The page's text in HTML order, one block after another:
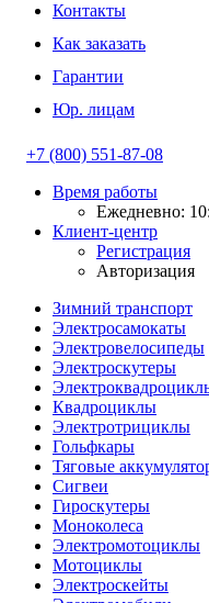
Контакты
Как заказать
Гарантии
Юр. лицам
+7 (800) 551-87-08
Время работы
Ежедневно:
Клиент-центр
Регистрация
Авторизация
Зимний транспорт
Электросамокаты
Электровелосипеды
Электроскутеры
Квадроциклы
Электротрициклы
Гольфкары
Тяговые
Сигвеи
Гироскутеры
Моноколеса
Электромотоциклы
Мотоциклы
Электроскейты